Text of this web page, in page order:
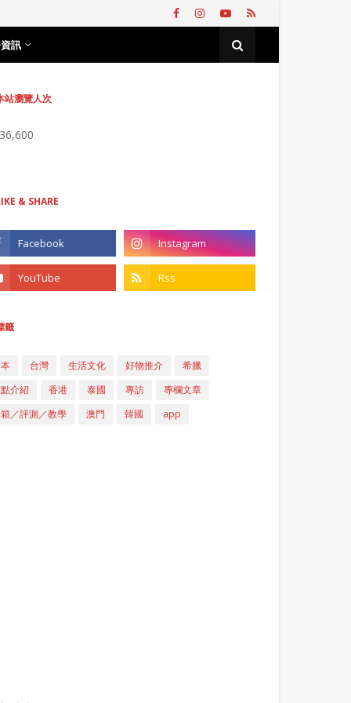
訊
站瀏覽人次
& SHARE
籤
台灣 生活文化 好物推介
希臘
介紹
香港 泰國 專訪
專欄文章
／評測／教學
澳門 韓國 app